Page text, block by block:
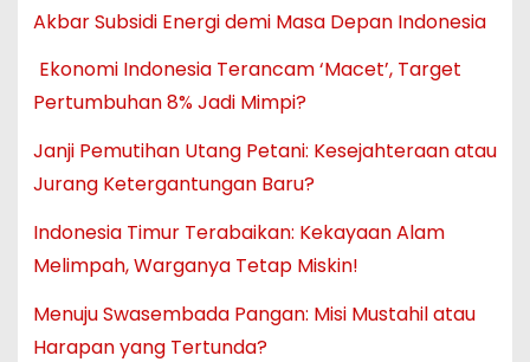
Akbar Subsidi Energi demi Masa Depan Indonesia
Ekonomi Indonesia Terancam ‘Macet’, Target
Pertumbuhan 8% Jadi Mimpi?
Janji Pemutihan Utang Petani: Kesejahteraan atau
Jurang Ketergantungan Baru?
Indonesia Timur Terabaikan: Kekayaan Alam
Melimpah, Warganya Tetap Miskin!
Menuju Swasembada Pangan: Misi Mustahil atau
Harapan yang Tertunda?